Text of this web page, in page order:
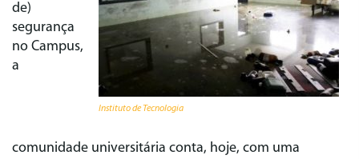
Instituto de Tecnologia
de)
segurança
no Campus,
a
comunidade universitária conta, hoje, com uma